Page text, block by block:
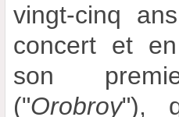
vingt-cinq
concert et
son
("Orobroy"),